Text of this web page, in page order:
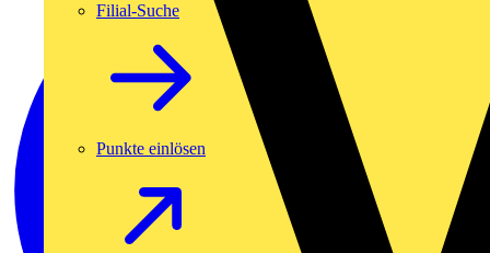
Filial-Suche
Punkte einlösen